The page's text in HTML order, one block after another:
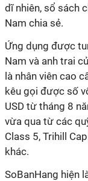
dĩ nhiên, sổ sách
Nam chia sẻ.
Ứng dụng được
Nam và anh trai
là nhân viên cao
kêu gọi được số
USD từ tháng 8
vừa qua từ các
Class 5, Trihill
khác.
SoBanHang hiện